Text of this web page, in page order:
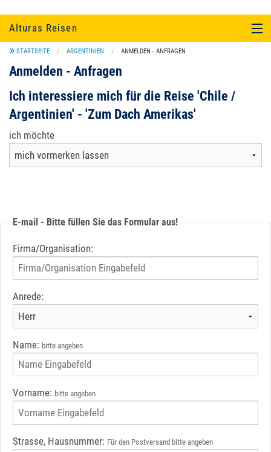
Alturas Reisen
SÜDAMERIKA
UNTERKUNFT
SERVICE
STARTSEITE ARGENTINIEN ANMELDEN - ANFRAGEN
Anmelden - Anfragen
Ich interessiere mich für die Reise 'Chile /
Argentinien' - 'Zum Dach Amerikas'
ich möchte
E-mail - Bitte füllen Sie das Formular aus!
Firma/Organisation:
Anrede:
Name: bitte angeben
Vorname: bitte angeben
Strasse, Hausnummer: Für den Postversand bitte angeben